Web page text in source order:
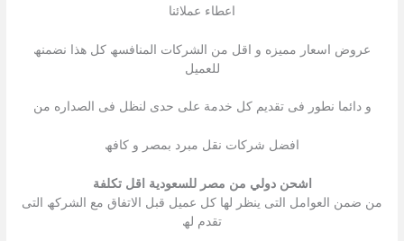
اعطاء عملائنا
عروض اسعار ممیزه و اقل من الشركات المنافسھ كل ھذا نضمنھ
للعمیل
و دائما نطور فى تقدیم كل خدمة على حدى لنظل فى الصداره من
افضل شركات نقل مبرد بمصر و كافھ
اشحن دولي من مصر للسعودية اقل تكلفة
من ضمن العوامل التى ینظر لھا كل عمیل قبل الاتفاق مع الشركھ التى
تقدم لھ